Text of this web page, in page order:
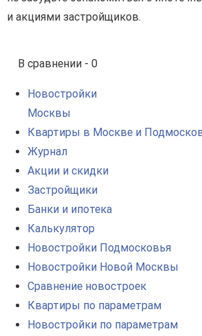
и акциями застройщиков.
В сравнении - 0
Новостройки
Москвы
Квартиры в Москве и
Журнал
Акции и скидки
Застройщики
Банки и ипотека
Калькулятор
Новостройки Подмосковья
Новостройки Новой Москвы
Сравнение новостроек
Квартиры по параметрам
Новостройки по параметрам